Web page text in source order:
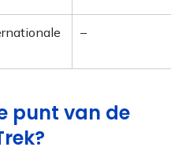
–
punt van de